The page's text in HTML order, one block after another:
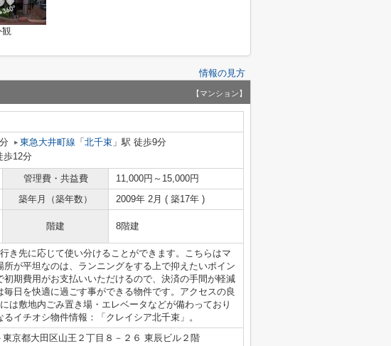
観
情報の見方
【マンション】
東急大井町線 「 北千束 」駅 徒歩9分
歩12分
管理費・共益費
11,000円～15,000円
築年月（築年数） 2009年 2月 ( 築17年 )
階建 8階建
き先に応じて使い分けることができます。こちらはマ
が平坦なのは、ランニングをする上で抑えたいポイン
初期費用がお支払いいただけるので、決済の手間が軽減
日を快適に過ごす事ができる物件です。アクセスの良
は敷地内ごみ置き場・エレベータなどが備わっており
イチオシ物件情報：「クレイシア北千束」。
東京都大田区山王２丁目８－２６ 東辰ビル２階